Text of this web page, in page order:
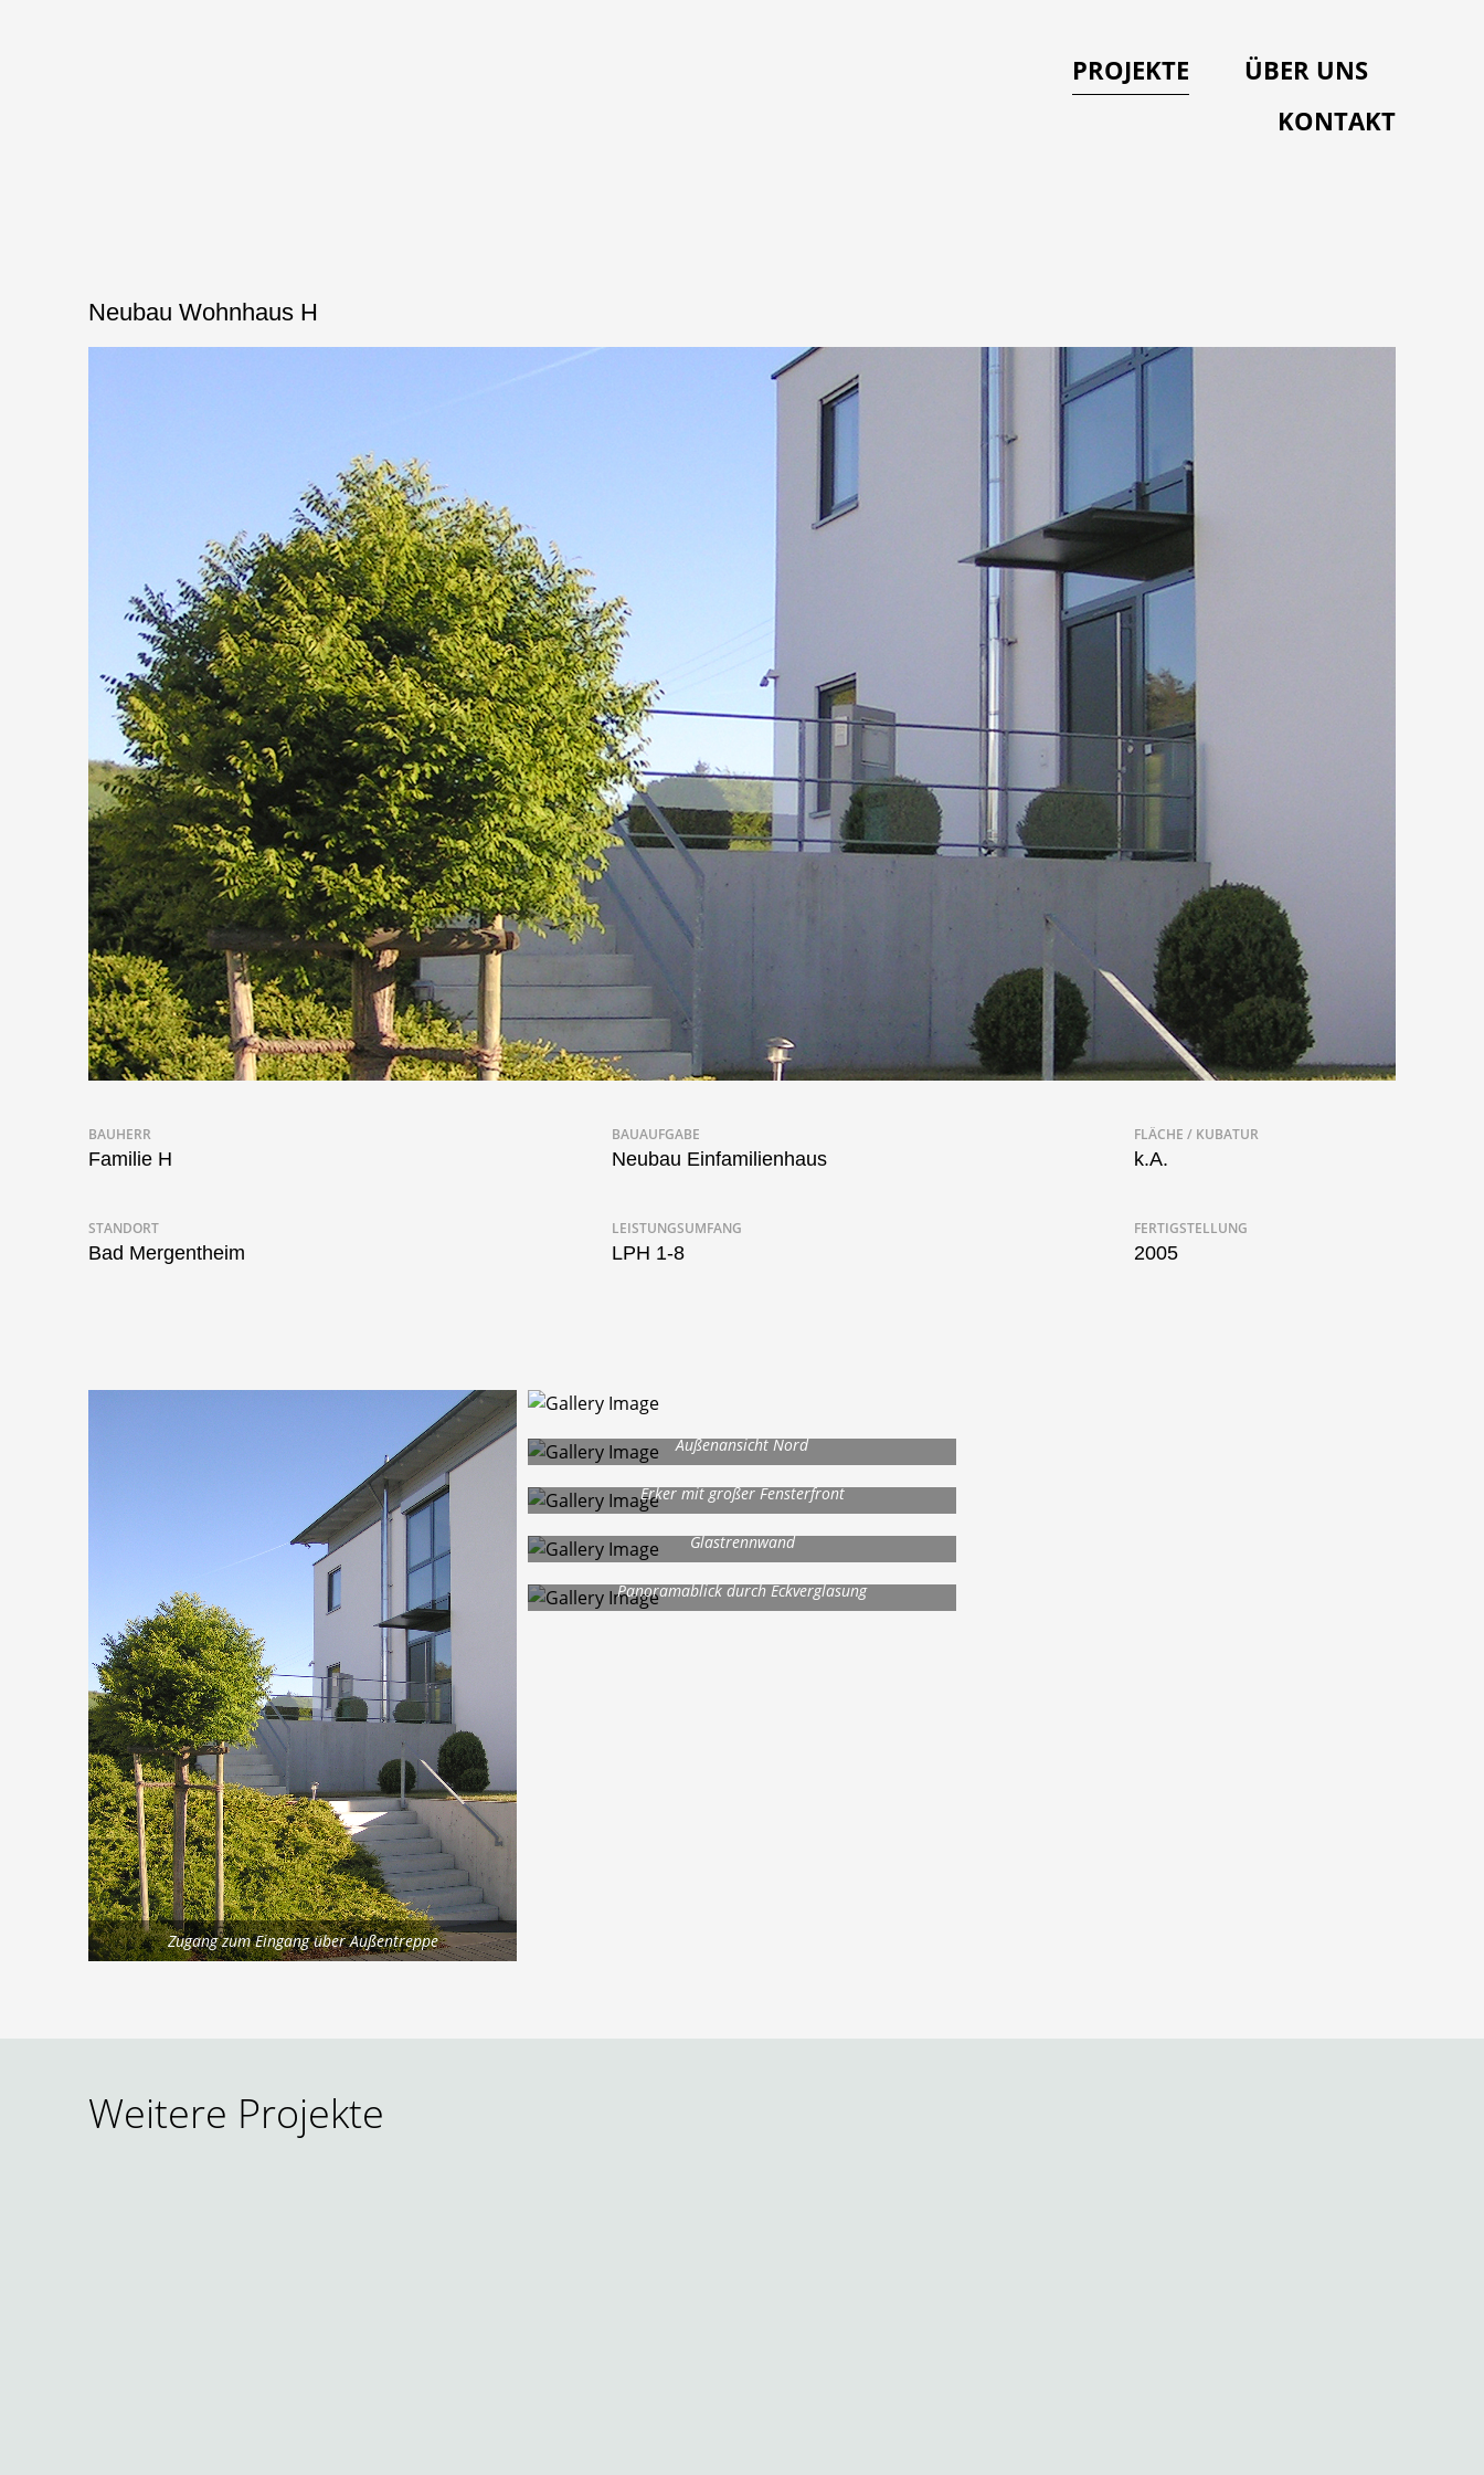
PROJEKTE
ÜBER UNS
KONTAKT
Neubau Wohnhaus H
BAUHERR
Familie H
BAUAUFGABE
Neubau Einfamilienhaus
FLÄCHE / KUBATUR
k.A.
STANDORT
Bad Mergentheim
LEISTUNGSUMFANG
LPH 1-8
FERTIGSTELLUNG
2005
Zugang zum Eingang über Außentreppe
Außenansicht Nord
Erker mit großer Fensterfront
Glastrennwand
Panoramablick durch Eckverglasung
Weitere Projekte